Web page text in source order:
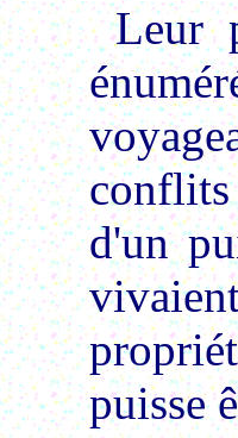
Leur
d'un
puisse